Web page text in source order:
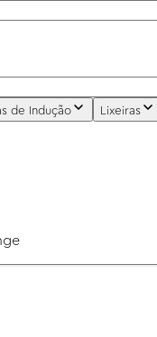
de Indução Lixeiras